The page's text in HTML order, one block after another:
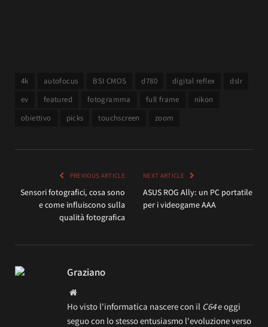
4k autofocus BSI CMOS d780 digital reflex
dslr
ev
featured fotogramma full frame
nikon
obiettivo
picks touchscreen zoom
PREVIOUS ARTICLE
Sensori fotografici, cosa sono
e come influiscono sulla
qualità fotografica
NEXT ARTICLE
ASUS ROG Ally: un PC portatile
per i videogame AAA
Graziano
Website
Ho visto l'informatica nascere con il C64e oggi
seguo con lo stesso entusiasmo l'evoluzione verso